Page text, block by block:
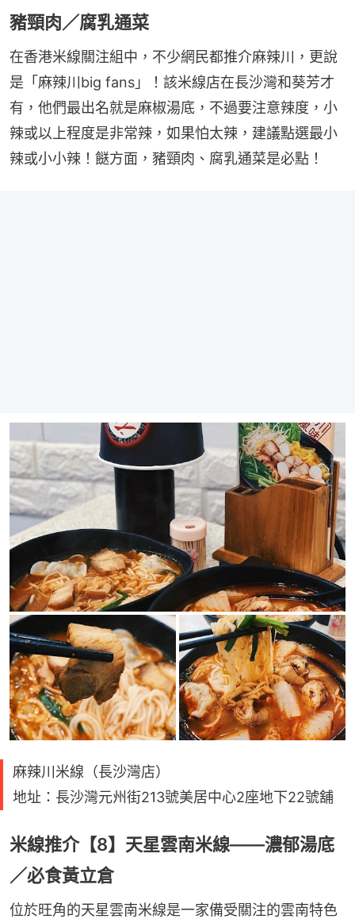
豬頸肉／腐乳通菜
在香港米線關注組中，不少網民都推介麻辣川，更說
是「麻辣川big fans」！該米線店在長沙灣和葵芳才
有，他們最出名就是麻椒湯底，不過要注意辣度，小
辣或以上程度是非常辣，如果怕太辣，建議點選最小
辣或小小辣！餸方面，豬頸肉、腐乳通菜是必點！
麻辣川米線（長沙灣店）
地址：長沙灣元州街213號美居中心2座地下22號舖
米線推介【8】天星雲南米線——濃郁湯底
／必食黃立倉
位於旺角的天星雲南米線是一家備受關注的雲南特色